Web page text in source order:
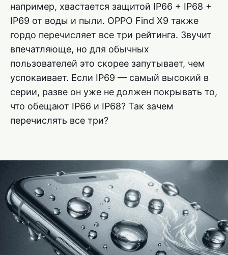
например, хвастается защитой IP66 + IP68 +
IP69 от воды и пыли. OPPO Find X9 также
гордо перечисляет все три рейтинга. Звучит
впечатляюще, но для обычных
пользователей это скорее запутывает, чем
успокаивает. Если IP69 — самый высокий в
серии, разве он уже не должен покрывать то,
что обещают IP66 и IP68? Так зачем
перечислять все три?